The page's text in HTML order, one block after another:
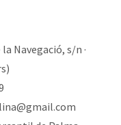
Navegació, s/n ·